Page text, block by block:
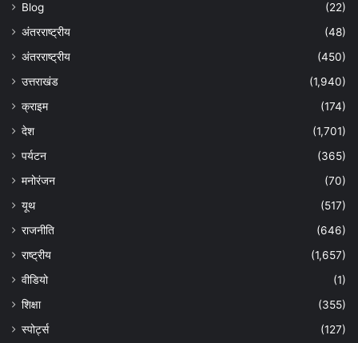
Blog
(22)
अंतरराष्ट्रीय
(48)
अंतरराष्ट्रीय
(450)
उत्तराखंड
(1,940)
क्राइम
(174)
देश
(1,701)
पर्यटन
(365)
मनोरंजन
(70)
यूथ
(517)
राजनीति
(646)
राष्ट्रीय
(1,657)
वीडियो
(1)
शिक्षा
(355)
स्पोर्ट्स
(127)